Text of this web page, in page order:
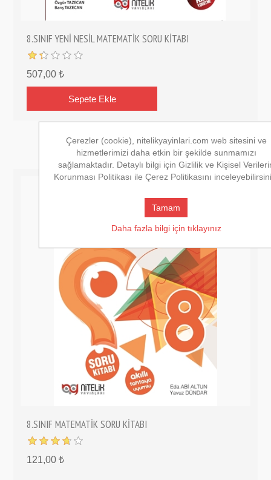
8.SINIF YENİ NESİL MATEMATİK SORU KİTABI
507,00 ₺
8.SINIF MATEMATİK SORU KİTABI
121,00 ₺
Çerezler (cookie), nitelikyayinlari.com web sitesini ve
hizmetlerimizi daha etkin bir şekilde sunmamızı
sağlamaktadır. Detaylı bilgi için Gizlilik ve Kişisel
Korunması Politikası ile Çerez Politikasını
Tamam
Daha fazla bilgi için tıklayınız